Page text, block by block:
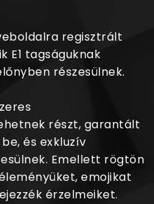
regisztrált
E1 tagságuknak
részesülnek.
részt, garantált
és exkluzív
Emellett rögtön
emojikat
érzelmeiket.